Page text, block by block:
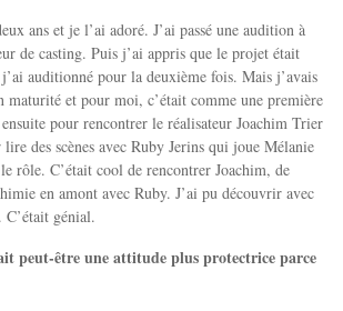
ans et je l’ai adoré. J’ai passé une audition à
de casting. Puis j’ai appris que le projet était
auditionné pour la deuxième fois. Mais j’avais
maturité et pour moi, c’était comme une première
pour rencontrer le réalisateur Joachim Trier
des scènes avec Ruby Jerins qui joue Mélanie
rôle. C’était cool de rencontrer Joachim, de
en amont avec Ruby. J’ai pu découvrir avec
génial.
peut-être une attitude plus protectrice parce